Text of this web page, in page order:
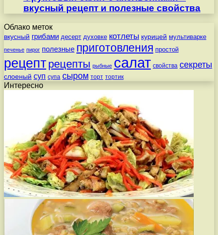
вкусный рецепт и полезные свойства
Облако меток
вкусный грибами десерт духовке котлеты курицей мультиварке
печенье пирог полезные приготовления простой
рецепт рецепты рыбные салат свойства секреты
слоеный суп супа сыром торт тортик
Интересно